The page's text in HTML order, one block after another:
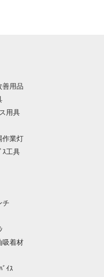
善用品
用具
作業灯
ｽ工具
チ
吸着材
ﾞｲｽ